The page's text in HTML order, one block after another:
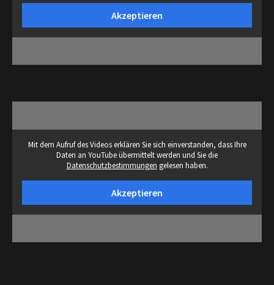
Akzeptieren
Mit dem Aufruf des Videos erklären Sie sich einverstanden, dass Ihre
Daten an YouTube übermittelt werden und Sie die
Datenschutzbestimmungen gelesen haben.
Akzeptieren